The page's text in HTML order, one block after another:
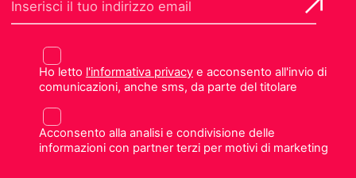
Ho letto l'informativa privacye acconsento all'invio di
comunicazioni, anche sms, da parte del titolare
Acconsento alla analisi e condivisione delle
informazioni con partner terzi per motivi di marketing